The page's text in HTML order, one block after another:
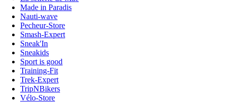
Made in Paradis
Nauti-wave
Pecheur-Store
Smash-Expert
Sneak'In
Sneakids
Sport is good
Training-Fit
Trek-Expert
TripNBikers
Vélo-Store